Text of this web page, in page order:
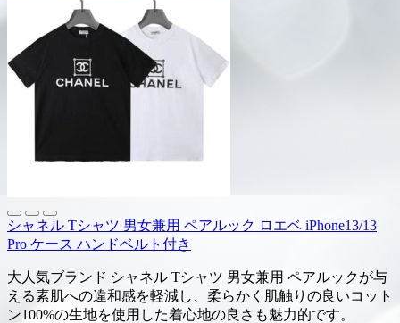
シャネル Tシャツ 男女兼用 ペアルック ロエベ iPhone13/13
Pro ケース ハンドベルト付き
大人気ブランド シャネル Tシャツ 男女兼用 ペアルックが与
える素肌への違和感を軽減し、柔らかく肌触りの良いコット
ン100%の生地を使用した着心地の良さも魅力的です。